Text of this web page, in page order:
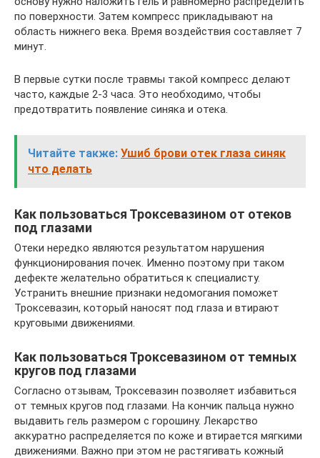
по поверхности. Затем компресс прикладывают на
область нижнего века. Время воздействия составляет 7
минут.
В первые сутки после травмы такой компресс делают
часто, каждые 2-3 часа. Это необходимо, чтобы
предотвратить появление синяка и отека.
Читайте также: Ушиб брови отек глаза синяк
что делать
Как пользоваться Троксевазином от отеков
под глазами
Отеки нередко являются результатом нарушения
функционирования почек. Именно поэтому при таком
дефекте желательно обратиться к специалисту.
Устранить внешние признаки недомогания поможет
Троксевазин, который наносят под глаза и втирают
круговыми движениями.
Как пользоваться Троксевазином от темных
кругов под глазами
Согласно отзывам, Троксевазин позволяет избавиться
от темных кругов под глазами. На кончик пальца нужно
выдавить гель размером с горошину. Лекарство
аккуратно распределяется по коже и втирается мягкими
движениями. Важно при этом не растягивать кожный